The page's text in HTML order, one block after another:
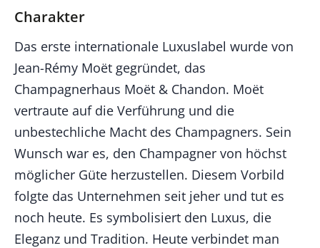
Charakter
Das erste internationale Luxuslabel wurde von
Jean-Rémy Moët gegründet, das
Champagnerhaus Moët & Chandon. Moët
vertraute auf die Verführung und die
unbestechliche Macht des Champagners. Sein
Wunsch war es, den Champagner von höchst
möglicher Güte herzustellen. Diesem Vorbild
folgte das Unternehmen seit jeher und tut es
noch heute. Es symbolisiert den Luxus, die
Eleganz und Tradition. Heute verbindet man